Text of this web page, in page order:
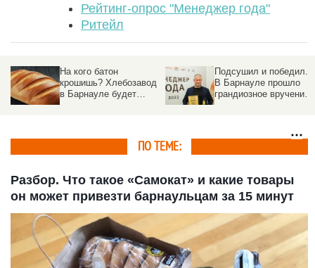
Рейтинг-опрос "Менеджер года"
Ритейл
Подсушил и победил.
В Барнауле прошло
грандиозное вручение
За вклад в
человеческие судьбы.
В Барнауле наградили
ПО ТЕМЕ:
Разбор. Что такое «Самокат» и какие товары
он может привезти барнаульцам за 15 минут